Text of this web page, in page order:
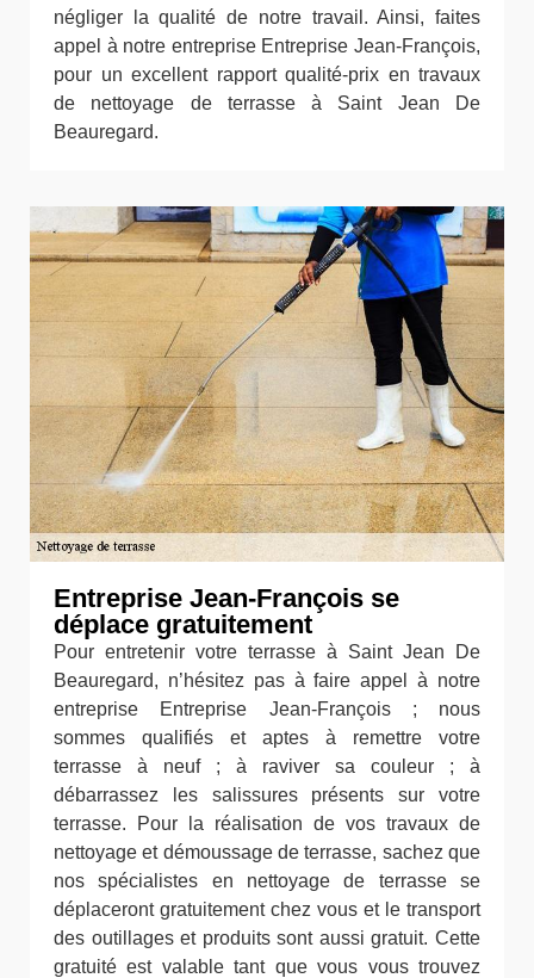
négliger la qualité de notre travail. Ainsi, faites
appel à notre entreprise Entreprise Jean-François,
pour un excellent rapport qualité-prix en travaux
de nettoyage de terrasse à Saint Jean De
Beauregard.
Entreprise Jean-François se
déplace gratuitement
Pour entretenir votre terrasse à Saint Jean De
Beauregard, n’hésitez pas à faire appel à notre
entreprise Entreprise Jean-François ; nous
sommes qualifiés et aptes à remettre votre
terrasse à neuf ; à raviver sa couleur ; à
débarrassez les salissures présents sur votre
terrasse. Pour la réalisation de vos travaux de
nettoyage et démoussage de terrasse, sachez que
nos spécialistes en nettoyage de terrasse se
déplaceront gratuitement chez vous et le transport
des outillages et produits sont aussi gratuit. Cette
gratuité est valable tant que vous vous trouvez